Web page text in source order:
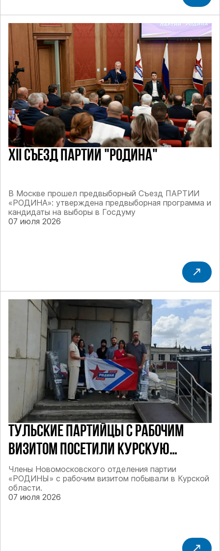
XII СЪЕЗД ПАРТИИ "РОДИНА"
В Москве прошел предвыборный Съезд ПАРТИИ
«РОДИНА»: утверждена предвыборная программа и
кандидаты на выборы в Госдуму
07 июля 2026
ТУЛЬСКИЕ ПАРТИЙЦЫ С РАБОЧИМ
ВИЗИТОМ ПОСЕТИЛИ КУРСКУЮ
ОБЛАСТЬ
Члены Новомосковского отделения партии
«РОДИНЫ» с рабочим визитом побывали в Курской
области.
07 июля 2026